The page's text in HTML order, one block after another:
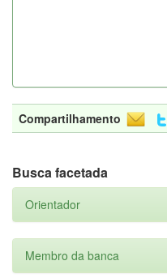
Compartilhamento
Busca facetada
Orientador
Membro da banca